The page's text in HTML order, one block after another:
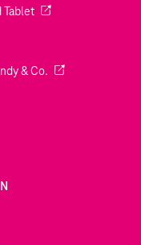
Tablet(Wird in einem
Tab geöffnet)
& Co. (Wird in einem